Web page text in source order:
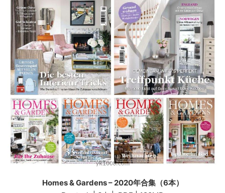
Homes & Gardens – 2020年合集（6本）